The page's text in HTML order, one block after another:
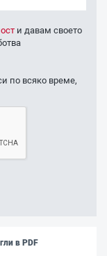
и давам своето
по всяко време,
в PDF